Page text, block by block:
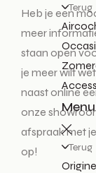
Terug
Menu
Terug
Heb je een
meer
staan open
je meer wilt
naast online
onze
afspraak met
op!